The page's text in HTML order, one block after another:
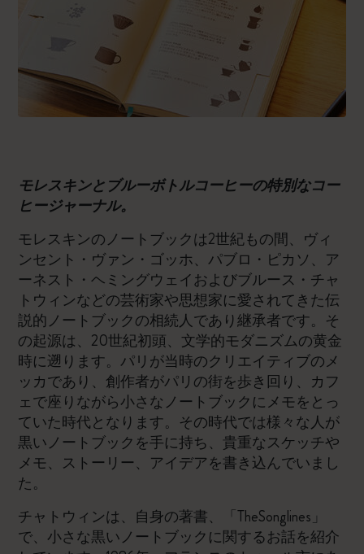
モレスキンとブルーボトルコーヒーの特別なコー
ヒージャーナル。
モレスキンのノートブックは2世紀もの間、ヴィ
ンセント・ヴァン・ゴッホ、パブロ・ピカソ、ア
ーネスト・ヘミングウェイおよびブルース・チャ
トウィンなどの芸術家や思想家に愛されてきた伝
説的ノートブックの相続人であり継承者です。そ
の起源は、20世紀初頭、文学的モダニズムの黄金
時に遡ります。パリが当時のクリエイティブのメ
ッカであり、創作者がパリの街を歩き回り、カフ
ェで座りながら小さなノートブックにメモをとっ
ていた時代となります。その時代では様々な人が
黒いノートブックを手に持ち、貴重なスケッチや
メモ、ストーリー、アイデアを書き込んでいまし
た。
チャトウィンは、自身の著書、「TheSonglines」
で、小さな黒いノートブックに関するお話を紹介